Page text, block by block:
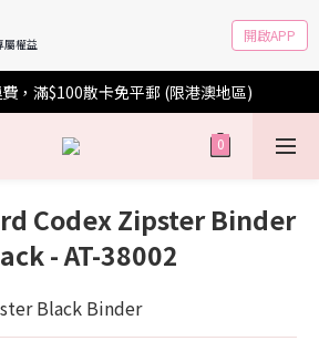
屬權益 開啟APP
，滿$100散卡免平郵 (限港澳地區)
Codex Zipster Binder
- AT-38002
Black Binder